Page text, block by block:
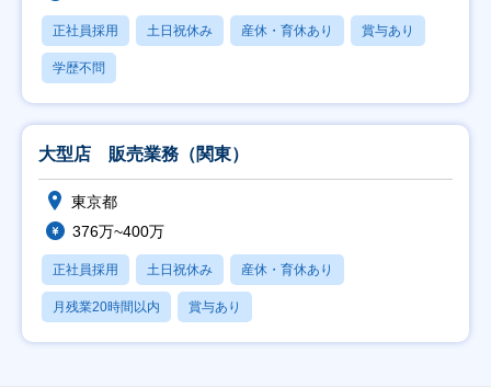
正社員採用 土日祝休み 産休・育休あり 賞与あり
学歴不問
大型店 販売業務（関東）
東京都
376万~400万
正社員採用 土日祝休み 産休・育休あり
月残業20時間以内 賞与あり